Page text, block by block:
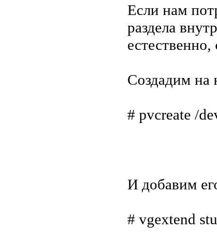
Если нам
раздела
Создадим на
# pvcreate /
И добавим
# vgextend